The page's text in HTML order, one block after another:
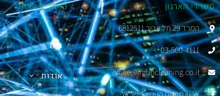
משרדי הארגון
המרד 29 תל אביב 6812511
03-500-4111
office@irguncleaning.co.il
קישורים לאתר
בית
אודות